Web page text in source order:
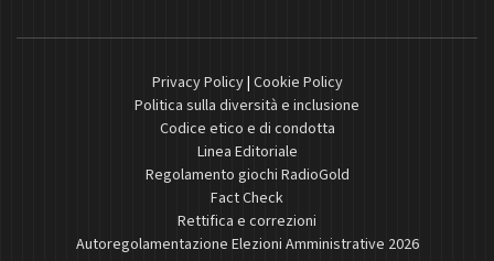
Privacy Policy| Cookie Policy
Politica sulla diversità e inclusione
Codice etico e di condotta
Linea Editoriale
Regolamento giochi RadioGold
Fact Check
Rettifica e correzioni
Autoregolamentazione Elezioni Amministrative 2026